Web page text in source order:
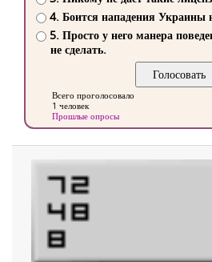
4. Боится нападения
5. Просто у него манера
не сделать.
Всего проголосовало
1 человек
Прошлые опросы